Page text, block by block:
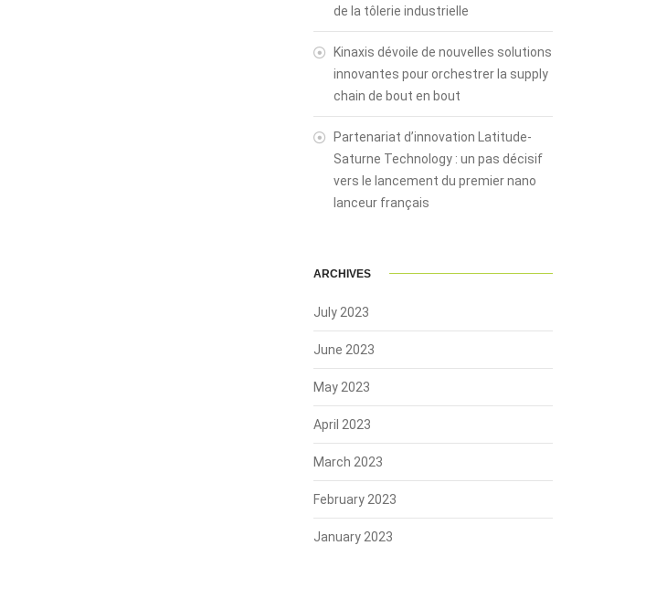
de la tôlerie industrielle
Kinaxis dévoile de nouvelles solutions
innovantes pour orchestrer la supply
chain de bout en bout
Partenariat d’innovation Latitude-
Saturne Technology : un pas décisif
vers le lancement du premier nano
lanceur français
ARCHIVES
July 2023
June 2023
May 2023
April 2023
March 2023
February 2023
January 2023